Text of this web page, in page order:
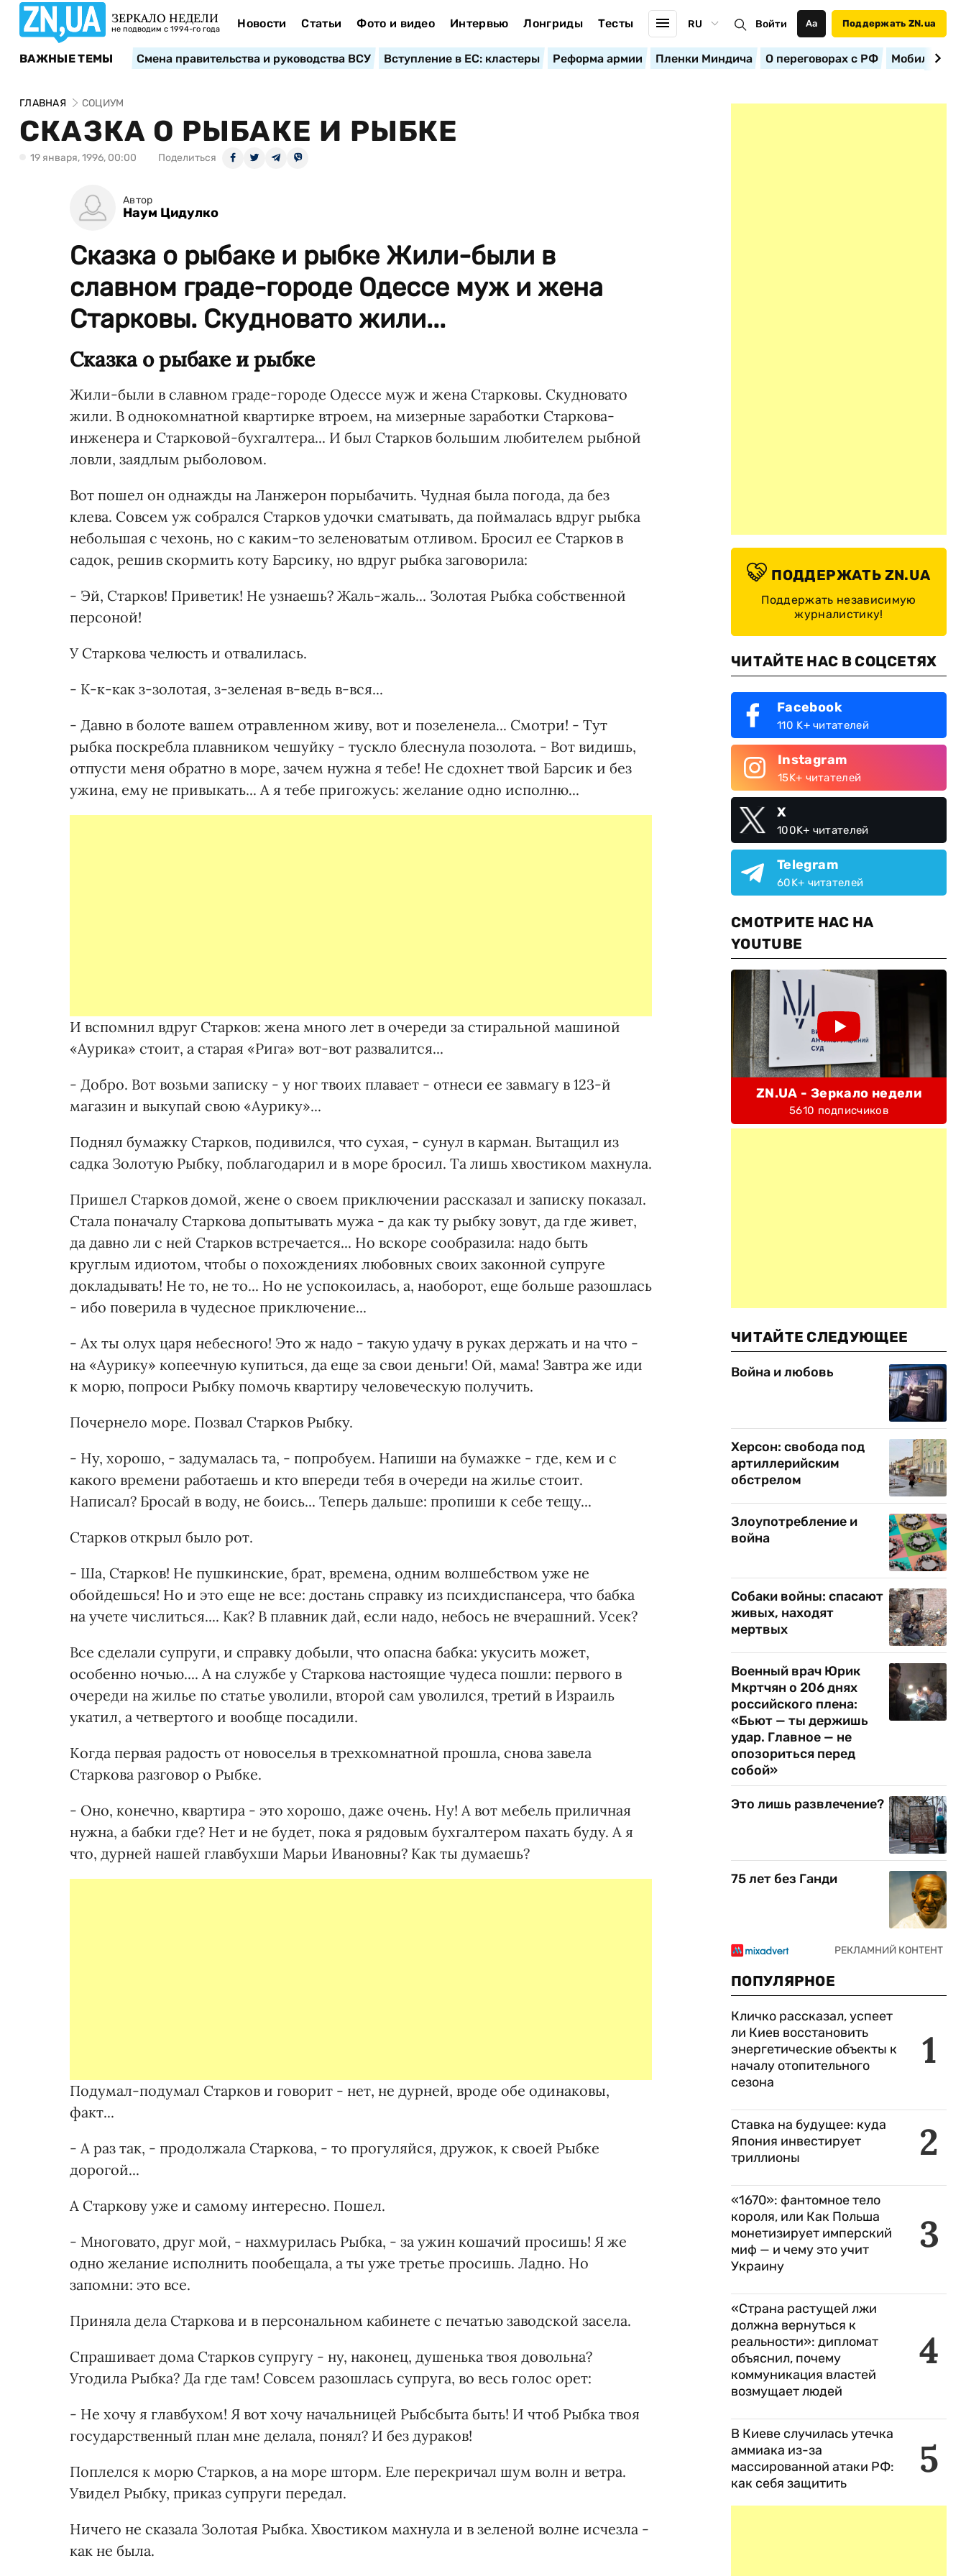
ЗЕРКАЛО НЕДЕЛИ
не подводим с 1994-го года Новости Статьи Фото и видео Интервью Лонгриды Тесты RU Войти Аа Поддержать ZN.ua
ВАЖНЫЕ ТЕМЫ Смена правительства и руководства ВСУ Вступление в ЕС: кластеры Реформа армии Пленки Миндича О переговорах с РФ
ГЛАВНАЯ СОЦИУМ
СКАЗКА О РЫБАКЕ И РЫБКЕ
19 января, 1996, 00:00 Поделиться
Автор
Наум Цидулко
Сказка о рыбаке и рыбке Жили-были в
славном граде-городе Одессе муж и жена
Старковы. Скудновато жили...
Сказка о рыбаке и рыбке
Жили-были в славном граде-городе Одессе муж и жена Старковы. Скудновато
жили. В однокомнатной квартирке втроем, на мизерные заработки Старкова-
инженера и Старковой-бухгалтера... И был Старков большим любителем рыбной
ловли, заядлым рыболовом.
Вот пошел он однажды на Ланжерон порыбачить. Чудная была погода, да без
клева. Совсем уж собрался Старков удочки сматывать, да поймалась вдруг рыбка
небольшая с чехонь, но с каким-то зеленоватым отливом. Бросил ее Старков в
садок, решив скормить коту Барсику, но вдруг рыбка заговорила:
- Эй, Старков! Приветик! Не узнаешь? Жаль-жаль... Золотая Рыбка собственной
персоной!
У Старкова челюсть и отвалилась.
- К-к-как з-золотая, з-зеленая в-ведь в-вся...
- Давно в болоте вашем отравленном живу, вот и позеленела... Смотри! - Тут
рыбка поскребла плавником чешуйку - тускло блеснула позолота. - Вот видишь,
отпусти меня обратно в море, зачем нужна я тебе! Не сдохнет твой Барсик и без
ужина, ему не привыкать... А я тебе пригожусь: желание одно исполню...
И вспомнил вдруг Старков: жена много лет в очереди за стиральной машиной
«Аурика» стоит, а старая «Рига» вот-вот развалится...
- Добро. Вот возьми записку - у ног твоих плавает - отнеси ее завмагу в 123-й
магазин и выкупай свою «Аурику»...
Поднял бумажку Старков, подивился, что сухая, - сунул в карман. Вытащил из
садка Золотую Рыбку, поблагодарил и в море бросил. Та лишь хвостиком махнула.
Пришел Старков домой, жене о своем приключении рассказал и записку показал.
Стала поначалу Старкова допытывать мужа - да как ту рыбку зовут, да где живет,
да давно ли с ней Старков встречается... Но вскоре сообразила: надо быть
круглым идиотом, чтобы о похождениях любовных своих законной супруге
докладывать! Не то, не то... Но не успокоилась, а, наоборот, еще больше разошлась
- ибо поверила в чудесное приключение...
- Ах ты олух царя небесного! Это ж надо - такую удачу в руках держать и на что -
на «Аурику» копеечную купиться, да еще за свои деньги! Ой, мама! Завтра же иди
к морю, попроси Рыбку помочь квартиру человеческую получить.
Почернело море. Позвал Старков Рыбку.
- Ну, хорошо, - задумалась та, - попробуем. Напиши на бумажке - где, кем и с
какого времени работаешь и кто впереди тебя в очереди на жилье стоит.
Написал? Бросай в воду, не боись... Теперь дальше: пропиши к себе тещу...
Старков открыл было рот.
- Ша, Старков! Не пушкинские, брат, времена, одним волшебством уже не
обойдешься! Но и это еще не все: достань справку из психдиспансера, что бабка
на учете числиться.... Как? В плавник дай, если надо, небось не вчерашний. Усек?
Все сделали супруги, и справку добыли, что опасна бабка: укусить может,
особенно ночью.... А на службе у Старкова настоящие чудеса пошли: первого в
очереди на жилье по статье уволили, второй сам уволился, третий в Израиль
укатил, а четвертого и вообще посадили.
Когда первая радость от новоселья в трехкомнатной прошла, снова завела
Старкова разговор о Рыбке.
- Оно, конечно, квартира - это хорошо, даже очень. Ну! А вот мебель приличная
нужна, а бабки где? Нет и не будет, пока я рядовым бухгалтером пахать буду. А я
что, дурней нашей главбухши Марьи Ивановны? Как ты думаешь?
Подумал-подумал Старков и говорит - нет, не дурней, вроде обе одинаковы,
факт...
- А раз так, - продолжала Старкова, - то прогуляйся, дружок, к своей Рыбке
дорогой...
А Старкову уже и самому интересно. Пошел.
- Многовато, друг мой, - нахмурилась Рыбка, - за ужин кошачий просишь! Я же
одно желание исполнить пообещала, а ты уже третье просишь. Ладно. Но
запомни: это все.
Приняла дела Старкова и в персональном кабинете с печатью заводской засела.
Спрашивает дома Старков супругу - ну, наконец, душенька твоя довольна?
Угодила Рыбка? Да где там! Совсем разошлась супруга, во весь голос орет:
- Не хочу я главбухом! Я вот хочу начальницей Рыбсбыта быть! И чтоб Рыбка твоя
государственный план мне делала, понял? И без дураков!
Поплелся к морю Старков, а на море шторм. Еле перекричал шум волн и ветра.
Увидел Рыбку, приказ супруги передал.
Ничего не сказала Золотая Рыбка. Хвостиком махнула и в зеленой волне исчезла -
как не была.
ПОДДЕРЖАТЬ ZN.UA
Поддержать независимую
журналистику!
ЧИТАЙТЕ НАС В СОЦСЕТЯХ
Facebook
110 K+ читателей
Instagram
15K+ читателей
X
100K+ читателей
Telegram
60K+ читателей
СМОТРИТЕ НАС НА
YOUTUBE
ZN.UA - Зеркало недели
5610 подписчиков
ЧИТАЙТЕ СЛЕДУЮЩЕЕ
Война и любовь
Херсон: свобода под
артиллерийским
обстрелом
Злоупотребление и
война
Собаки войны: спасают
живых, находят
мертвых
Военный врач Юрик
Мкртчян о 206 днях
российского плена:
«Бьют — ты держишь
удар. Главное — не
опозориться перед
собой»
Это лишь развлечение?
75 лет без Ганди
ПОПУЛЯРНОЕ
1
Кличко рассказал, успеет
ли Киев восстановить
энергетические объекты к
началу отопительного
сезона
2
Ставка на будущее: куда
Япония инвестирует
триллионы
3
«1670»: фантомное тело
короля, или Как Польша
монетизирует имперский
миф — и чему это учит
Украину
4
«Страна растущей лжи
должна вернуться к
реальности»: дипломат
объяснил, почему
коммуникация властей
возмущает людей
5
В Киеве случилась утечка
аммиака из-за
массированной атаки РФ:
как себя защитить